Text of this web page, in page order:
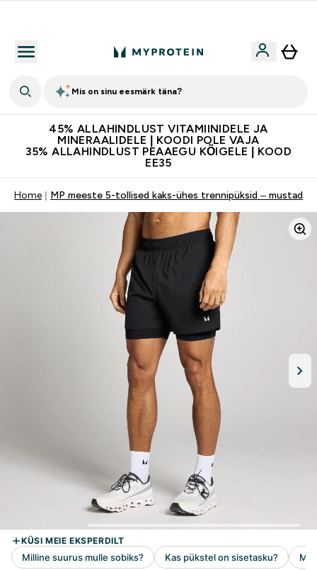
Mis on sinu eesmärk täna?
45% ALLAHINDLUST VITAMIINIDELE JA
MINERAALIDELE | KOODI POLE VAJA
35% ALLAHINDLUST PEAAEGU KÕIGELE | KOOD
EE35
Home MP meeste 5-tollised kaks-ühes trennipüksid – mustad